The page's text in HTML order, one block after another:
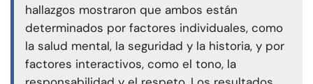
hallazgos mostraron que ambos están
determinados por factores individuales, como
la salud mental, la seguridad y la historia, y por
factores interactivos, como el tono, la